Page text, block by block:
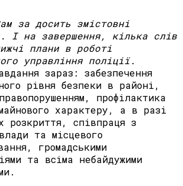
за досить змістовні
І на завершення, кілька слів
плани в роботі
управління поліції.
зараз: забезпечення
рівня безпеки в районі,
профілактика
характеру, а в разі
розкриття, співпраця з
та місцевого
громадськими
та всіма небайдужими